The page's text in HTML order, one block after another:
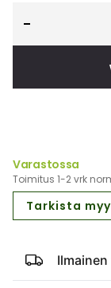
Varastossa
Toimitus 1-2 vrk
Tarkista